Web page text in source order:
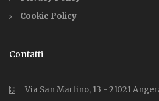
Cookie Policy
Contatti
Via San Martino, 13 - 21021